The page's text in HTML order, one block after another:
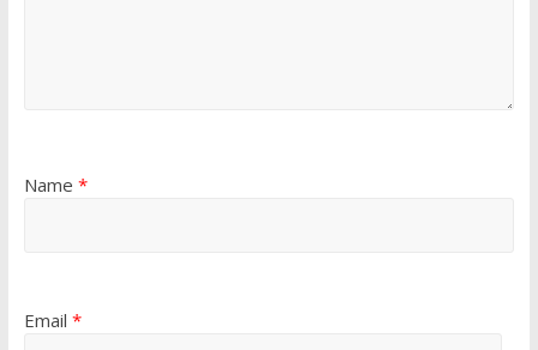
Name *
Email *